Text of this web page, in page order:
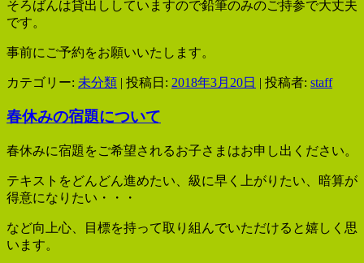
そろばんは貸出ししていますので鉛筆のみのご持参で大丈夫
です。
事前にご予約をお願いいたします。
カテゴリー: 未分類 | 投稿日: 2018年3月20日 | 投稿者: staff
春休みの宿題について
春休みに宿題をご希望されるお子さまはお申し出ください。
テキストをどんどん進めたい、級に早く上がりたい、暗算が
得意になりたい・・・
など向上心、目標を持って取り組んでいただけると嬉しく思
います。